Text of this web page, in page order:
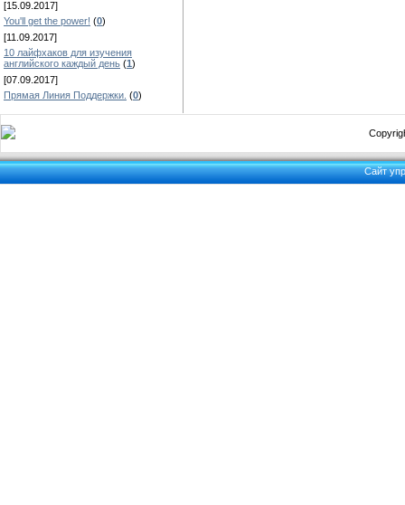
[15.09.2017]
You'll get the power! (0)
[11.09.2017]
10 лайфхаков для изучения
английского каждый день (1)
[07.09.2017]
Прямая Линия Поддержки. (0)
Сайт